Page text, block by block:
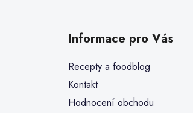
Informace pro Vás
Recepty a foodblog
Kontakt
Hodnocení obchodu